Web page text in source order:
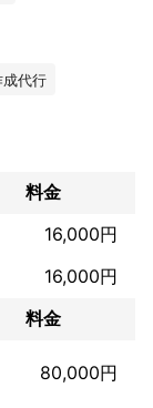
ますので、是非
作成、建設業許
ります。また、
しくお願い致し
な対応を大事に
お願いいたしま
代行
料金
16,000円
16,000円
料金
80,000円